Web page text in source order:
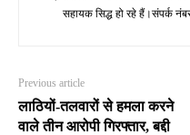
सहायक सिद्ध हो रहे हैं।संपर्क
Previous article
लाठियों-तलवारों से हमला करने
वाले तीन आरोपी गिरफ्तार, बद्दी